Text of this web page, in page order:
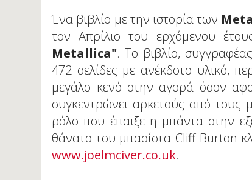
Ένα βιβλίο με την ιστορία των
τον Απρίλιο του ερχόμενου
Metallica". Το βιβλίο,
472 σελίδες με ανέκδοτο υλικό,
μεγάλο κενό στην αγορά όσον
συγκεντρώνει αρκετούς από
ρόλο που έπαιξε η μπάντα στην
θάνατο του μπασίστα Cliff Burton
www.joelmciver.co.uk.